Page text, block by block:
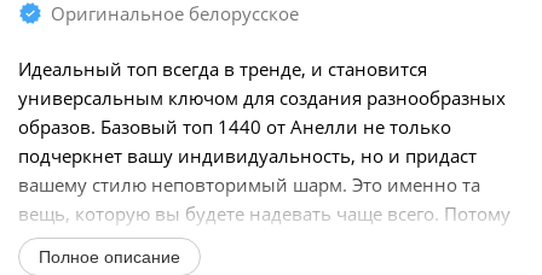
Оригинальное белорусское
Идеальный топ всегда в тренде, и становится
универсальным ключом для создания разнообразных
образов. Базовый топ 1440 от Анелли не только
подчеркнет вашу индивидуальность, но и придаст
вашему стилю неповторимый шарм. Это именно та
вещь, которую вы будете надевать чаще всего. Потому
что этот...
Полное описание